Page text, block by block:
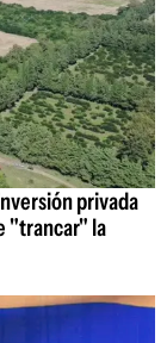
privada
"trancar" la